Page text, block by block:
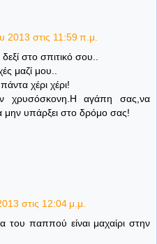
2013 στις 11:59 π.μ.
στο σπιτικό σου..
μαζί μου..
χέρι χέρι!
χρυσόσκονη.Η αγάπη σας,να
μην υπάρξει στο δρόμο σας!
στις 12:04 μ.μ.
του παππού είναι μαχαίρι στην